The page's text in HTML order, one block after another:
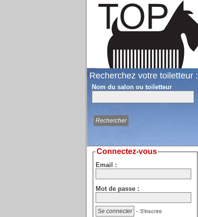
Recherchez votre toiletteur :
Nom du salon ou toiletteur
Connectez-vous
Email :
Mot de passe :
- S'inscrire